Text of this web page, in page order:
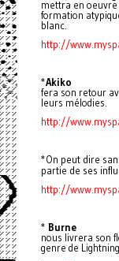
mettra en
formation
blanc.
http://
*Akiko
fera son retour
leurs mélodies.
http://
*On peut dire
partie de ses
http://
* Burne
nous livrera son
genre de